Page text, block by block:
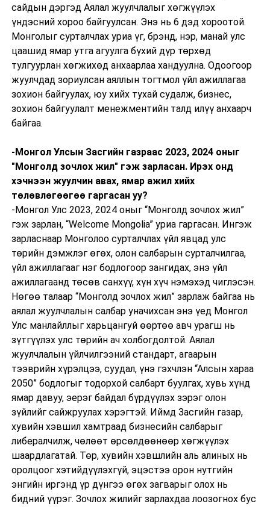
сайдын дэргэд Аялал жуулчлалыг хөгжүүлэх
үндэсний хороо байгуулсан. Энэ нь 6 дэд хороотой.
Монголыг сурталчлах уриа үг, брэнд, нэр, манай улс
цаашид ямар утга агуулга бүхий дүр төрхөд
тулгуурлан хөгжихөд анхаарлаа хандуулна. Одоогоор
жуулчдад зориулсан аяллын тогтмол үйл ажиллагаа
зохион байгуулах, юу хийх тухай судалж, бизнес,
зохион байгуулалт менежментийн талд илүү анхаарч
байгаа.
-Монгол Улсын Засгийн газраас 2023, 2024 оныг
"Монголд зочлох жил" гэж зарласан. Ирэх онд
хэчнээн жуулчин авах, ямар ажил хийх
төлөвлөгөөгөө гаргасан уу?
-Монгол Улс 2023, 2024 оныг “Монголд зочлох жил”
гэж зарлан, “Welcome Mongolia” уриа гаргасан. Ингэж
зарласнаар Монголоо сурталчлах үйл явцад улс
төрийн дэмжлэг өгөх, олон салбарын сурталчилгаа,
үйл ажиллагааг нэг бодлогоор зангидах, энэ үйл
ажиллагаанд төсөв санхүү, хүн хүч нэмэхэд чиглэсэн.
Нөгөө талаар “Монголд зочлох жил” зарлаж байгаа нь
аялал жуулчлалын салбар уначихсан энэ үед Монгол
Улс манлайллыг харьцангуй өөртөө авч урагш нь
зүтгүүлэх улс төрийн ач холбогдолтой. Аялал
жуулчлалын үйлчилгээний стандарт, агаарын
тээврийн хүрэлцээ, суудал, үнэ гэхчлэн “Алсын хараа
2050” бодлогыг тодорхой салбарт буулгах, хувь хүнд
ямар давуу, эерэг байдал бүрдүүлэх зэрэг олон
зүйлийг сайжруулах хэрэгтэй. Иймд Засгийн газар,
хувийн хэвшил хамтраад бизнесийн салбарыг
либералчилж, чөлөөт өрсөлдөөнөөр хөгжүүлэх
шаардлагатай. Төр, хувийн хэвшлийн аль алиных нь
оролцоог хэтийдүүлэхгүй, эцэстээ орон нутгийн
энгийн иргэнд үр дүнгээ өгөх загварыг олох нь
бидний үүрэг. Зочлох жилийг зарлахдаа лоозогнох бус